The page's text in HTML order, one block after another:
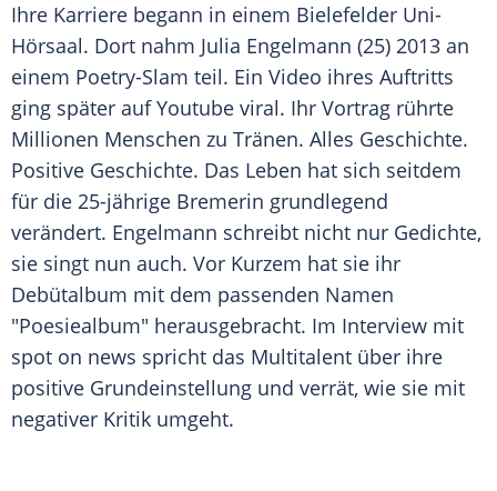
Ihre Karriere begann in einem Bielefelder Uni-
Hörsaal. Dort nahm Julia Engelmann (25) 2013 an
einem Poetry-Slam teil. Ein Video ihres Auftritts
ging später aufYoutube viral. Ihr Vortrag rührte
Millionen Menschen zu Tränen. Alles Geschichte.
Positive Geschichte. Das Leben hat sich seitdem
für die 25-jährige Bremerin grundlegend
verändert. Engelmann schreibt nicht nur Gedichte,
sie singt nun auch. Vor Kurzem hat sie ihr
Debütalbum mit dem passenden Namen
"Poesiealbum" herausgebracht. Im Interview mit
spot on news spricht das Multitalent über ihre
positive Grundeinstellung und verrät, wie sie mit
negativer Kritik umgeht.